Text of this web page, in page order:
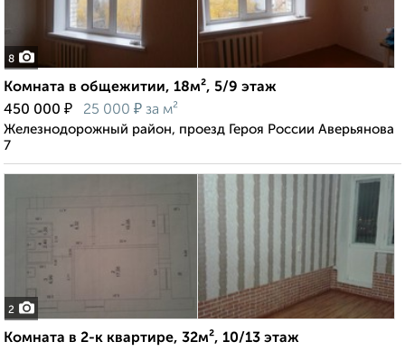
8
Комната в общежитии, 18м², 5/9 этаж
450 000 ₽ 25 000 ₽ за м²
Железнодорожный район, проезд Героя России Аверьянова
7
2
Комната в 2-к квартире, 32м², 10/13 этаж